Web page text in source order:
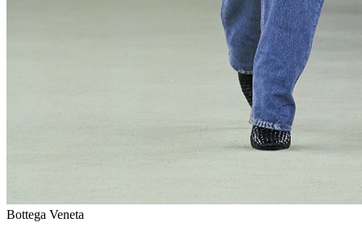
Bottega Veneta